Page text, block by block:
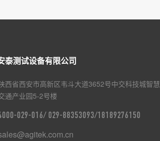
泰测试设备有限公司
西省西安市高新区韦斗大道3652号中交科技城智慧
通产业园5-2号楼
029-016/ 029-88353093/18189276150